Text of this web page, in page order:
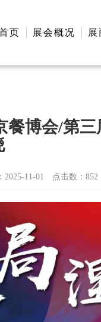
页 展会概况 展
餐博会/第
2025-11-01 点击数： 852